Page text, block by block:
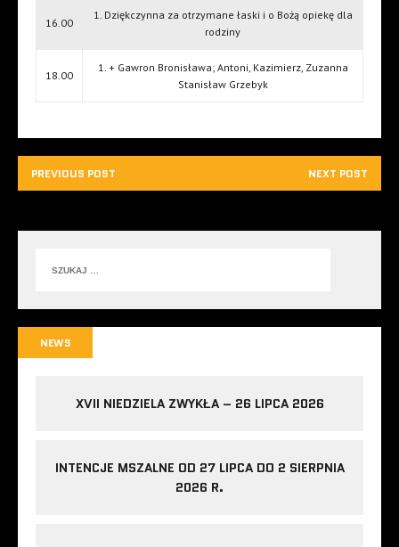
16.00
1. Dziękczynna za otrzymane łaski i o Bożą opiekę dla
rodziny
18.00
1. + Gawron Bronisława; Antoni, Kazimierz, Zuzanna
Stanisław Grzebyk
PREVIOUS POST NEXT POST
NEWS
XVII NIEDZIELA ZWYKŁA – 26 LIPCA 2026
INTENCJE MSZALNE OD 27 LIPCA DO 2 SIERPNIA
2026 R.